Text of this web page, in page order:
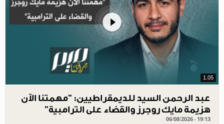
1.05
عبد الرحمن السيد للديمقراطيين: "مهمتنا الآن
هزيمة مايك روجرز والقضاء على الترامبية"
06/08/2026 - 19:13